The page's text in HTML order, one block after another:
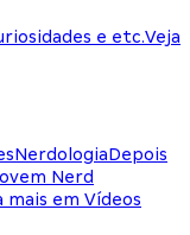
e etc.Veja
NerdologiaDepois
Nerd
mais em Vídeos